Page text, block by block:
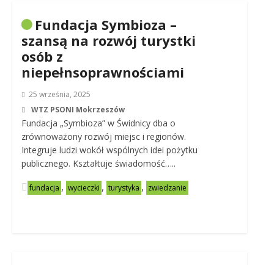
Fundacja Symbioza –
szansą na rozwój turystki
osób z
niepełnsoprawnościami
25 września, 2025
WTZ PSONI Mokrzeszów
Fundacja „Symbioza” w Świdnicy dba o
zrównoważony rozwój miejsc i regionów.
Integruje ludzi wokół wspólnych idei pożytku
publicznego. Kształtuje świadomość…..
fundacja , wycieczki , turystyka , zwiedzanie